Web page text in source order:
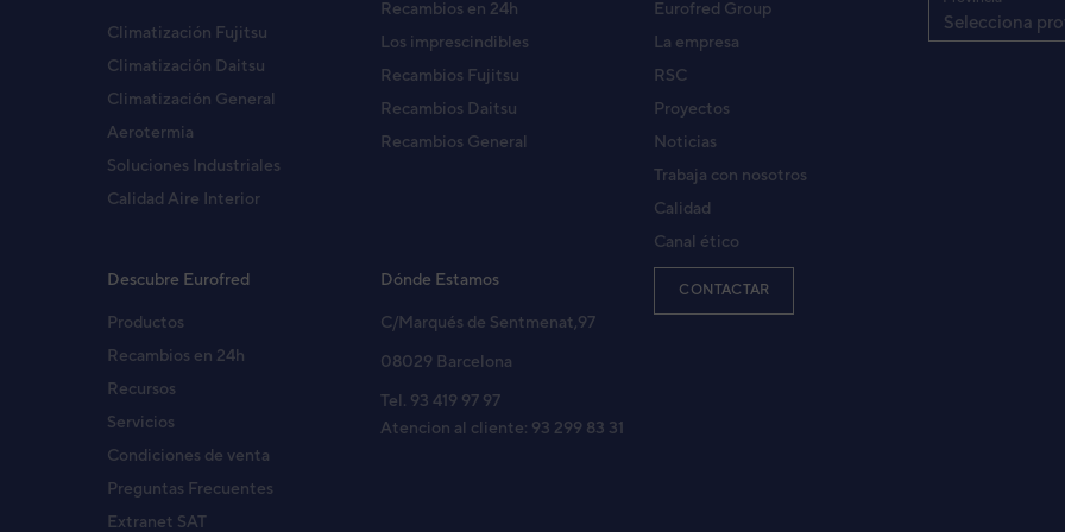
UNIDAD EXTERIOR AIRE ACONDICIONADO VRF FUJITSU AIRSTAGE V-II
Código: Ref. fabricante:AJY108LALH
UNIDAD EXTERIOR AIRE ACONDICIONADO VRF FUJITSU AIRSTAGE V-II
Código:
UNIDAD EXTERIOR VRF GENERAL V-II AJH126LALH
Código: Ref. fabricante:AJH126LALH
UE VRF V-II AJH144LALH
Ref. fabricante:AJH144LALH
UE VRF VR-II AJHA72GALH
Climatización Fujitsu
Climatización Daitsu
Climatización General
Aerotermia
Soluciones Industriales
Calidad Aire Interior
Recambios en 24h
Los imprescindibles
Recambios Fujitsu
Recambios Daitsu
Recambios General
Eurofred Group
La empresa
RSC
Proyectos
Noticias
Trabaja con nosotros
Calidad
Canal ético
Descubre Eurofred
Productos
Recambios en 24h
Recursos
Servicios
Condiciones de venta
Preguntas Frecuentes
Extranet SAT
Dónde Estamos
C/Marqués de Sentmenat,97
08029 Barcelona
Tel. 93 419 97 97
Atencion al cliente: 93 299 83 31
CONTACTAR
Selecciona